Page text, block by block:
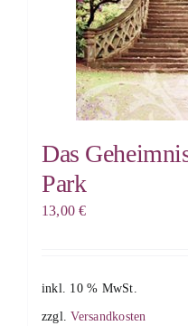
Das
Park
13,00€
inkl. 10 % MwSt.
zzgl.Versandkosten